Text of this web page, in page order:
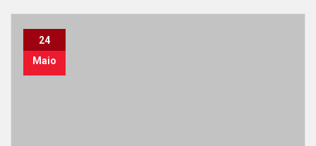
24
Maio